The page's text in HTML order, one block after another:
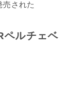
売された
ペルチェベ